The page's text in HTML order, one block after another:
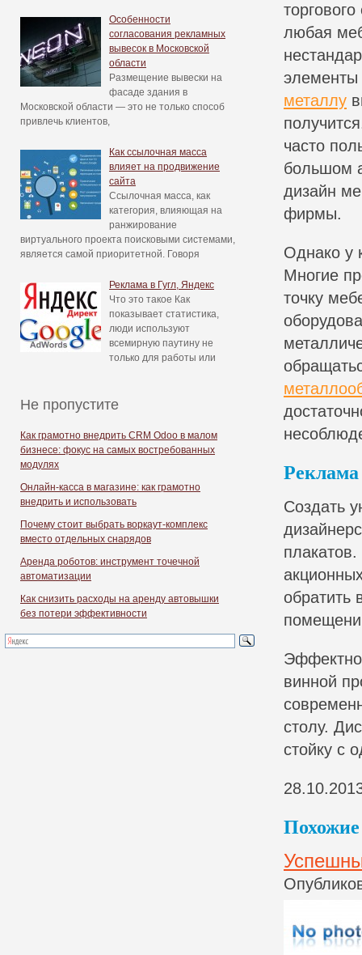
Особенности
согласования рекламных
вывесок в Московской
области
Размещение вывески на
фасаде здания в
Московской области — это не только способ
привлечь клиентов,
Как ссылочная масса
влияет на продвижение
сайта
Ссылочная масса, как
категория, влияющая на
ранжирование
виртуального проекта поисковыми системами,
является самой приоритетной. Говоря
Реклама в Гугл, Яндекс
Что это такое Как
показывает статистика,
люди используют
всемирную паутину не
только для работы или
Не пропустите
Как грамотно внедрить CRM Odoo в малом
бизнесе: фокус на самых востребованных
модулях
Онлайн-касса в магазине: как грамотно
внедрить и использовать
Почему стоит выбрать воркаут-комплекс
вместо отдельных снарядов
Аренда роботов: инструмент точечной
автоматизации
Как снизить расходы на аренду автовышки
без потери эффективности
любая
металлу
часто
большом
дизайн
фирмы.
Однако у
Многие
точку
Создать
обратить
Эффектно
винной
столу.
стойку с
Похожие